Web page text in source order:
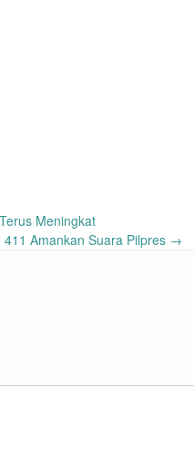
Meningkat
Amankan Suara Pilpres →